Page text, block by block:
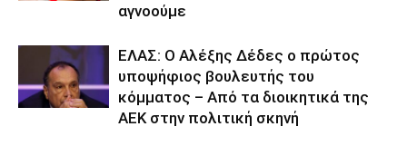
αγνοούμε
ΕΛΑΣ: Ο Αλέξης Δέδες ο πρώτος
υποψήφιος βουλευτής του
κόμματος – Από τα διοικητικά της
ΑΕΚ στην πολιτική σκηνή